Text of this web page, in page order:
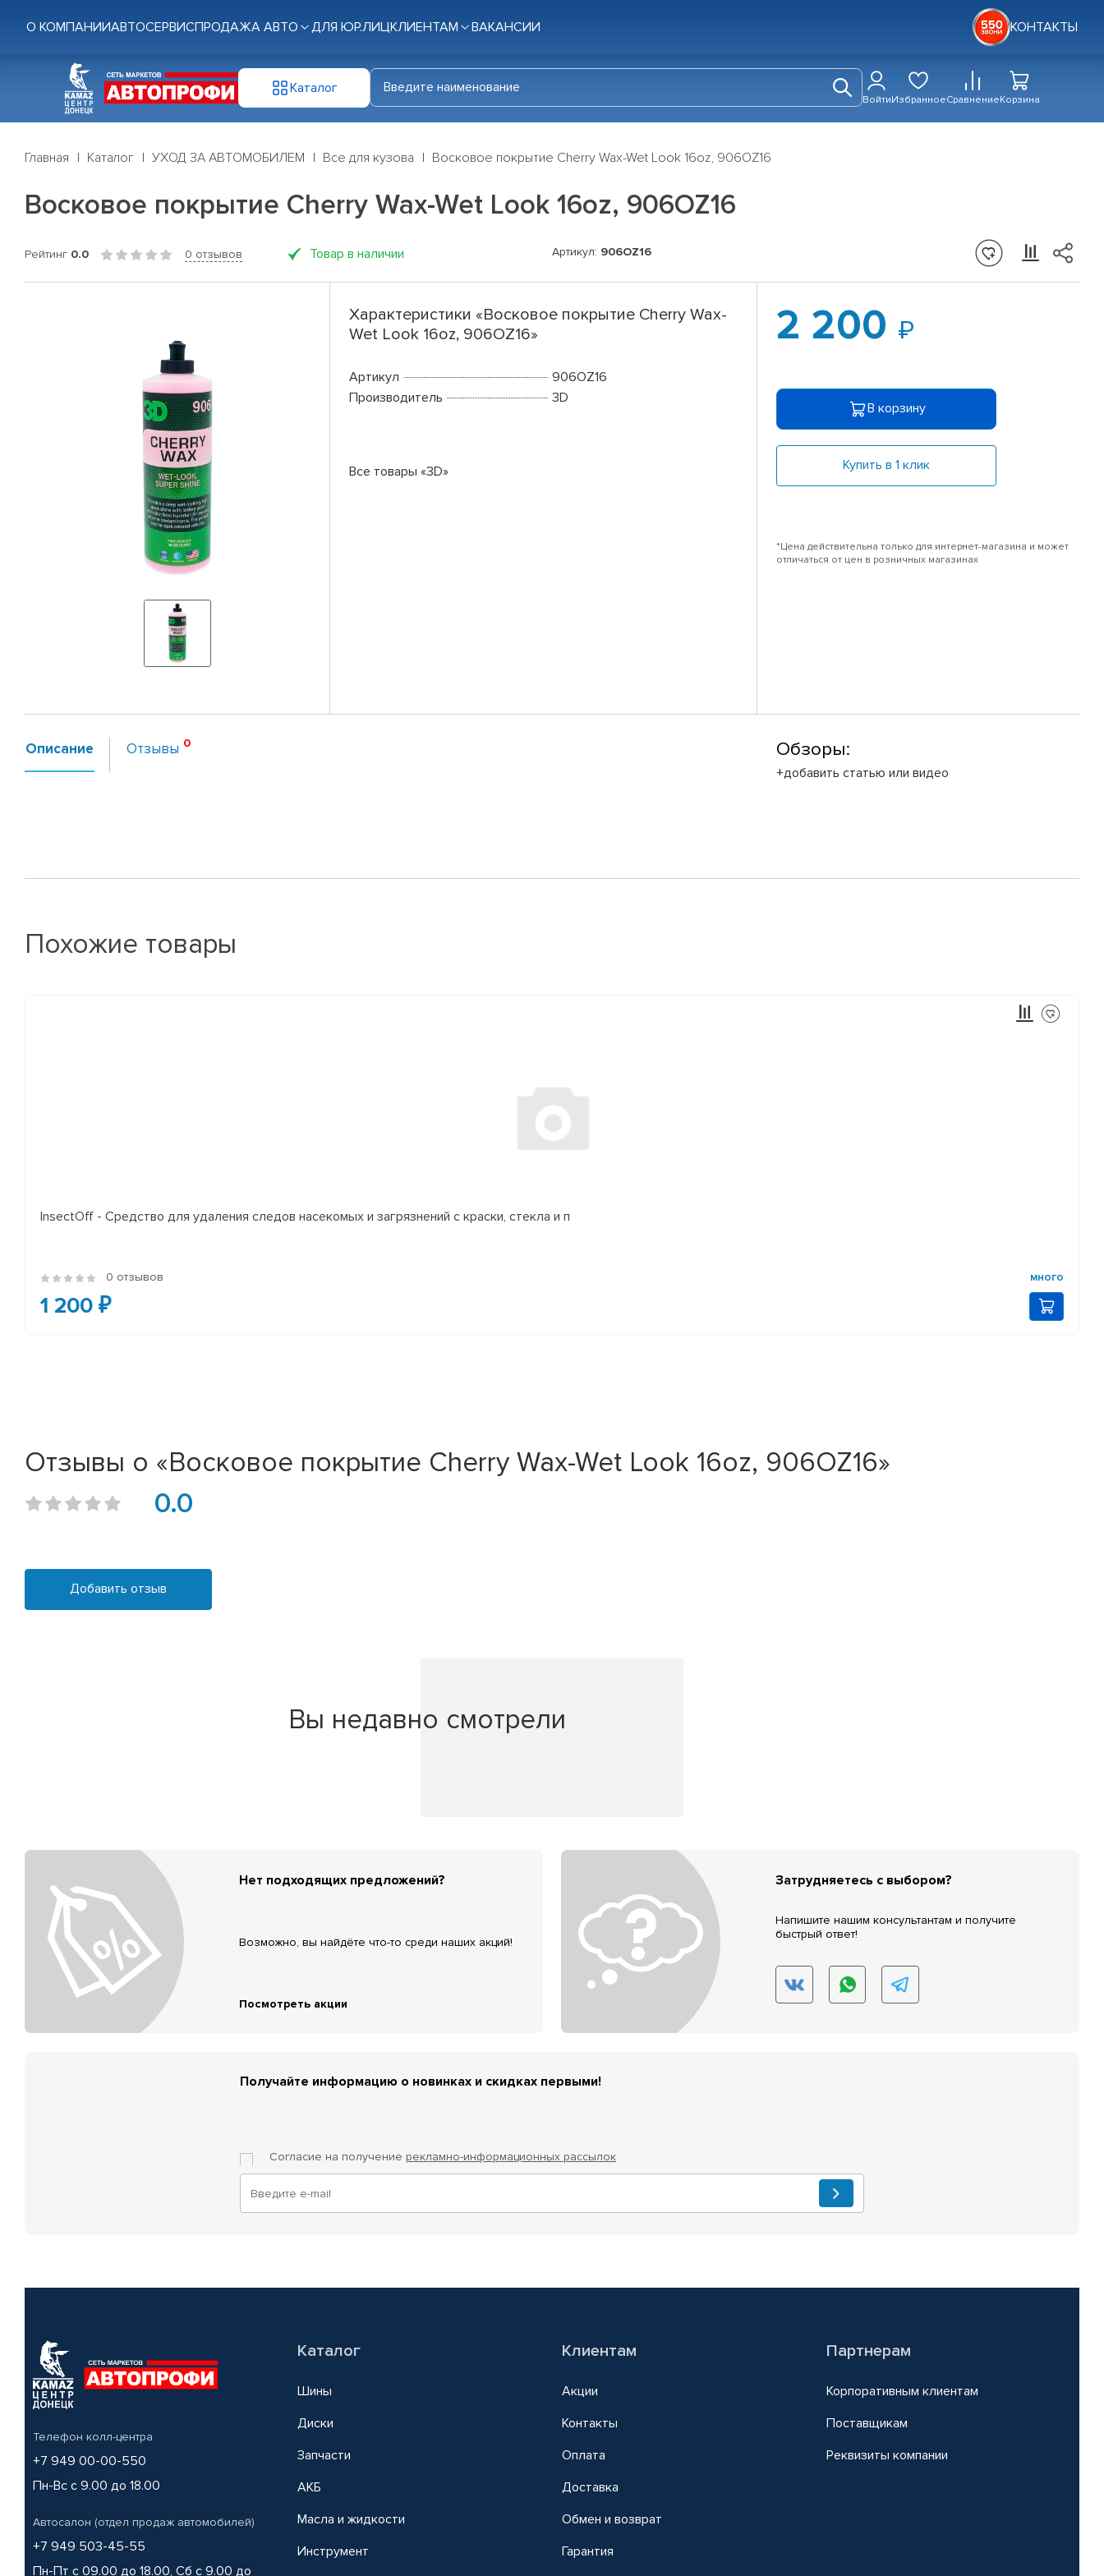
О КОМПАНИИАВТОСЕРВИСПРОДАЖА АВТО ДЛЯ ЮР.ЛИЦКЛИЕНТАМ ВАКАНСИИ КОНТАКТЫ
Каталог
ВойтиИзбранноеСравнениеКорзина
Главная Каталог УХОД ЗА АВТОМОБИЛЕМ Все для кузова Восковое покрытие Cherry Wax-Wet Look 16oz, 906OZ16
Восковое покрытие Cherry Wax-Wet Look 16oz, 906OZ16
Рейтинг 0.0 0 отзывов Товар в наличии Артикул: 906OZ16
Характеристики «Восковое покрытие Cherry Wax-
Wet Look 16oz, 906OZ16»
Артикул
906OZ16
Производитель
3D
Все товары «3D»
2 200
В корзину
Купить в 1 клик
*Цена действительна только для интернет-магазина и может
отличаться от цен в розничных магазинах
Описание Отзывы Обзоры:
+добавить статью или видео
Похожие товары
InsectOff - Средство для удаления следов насекомых и загрязнений с краски, стекла и п
0 отзывов много
1 200 ₽
Отзывы о «Восковое покрытие Cherry Wax-Wet Look 16oz, 906OZ16»
0.0
Добавить отзыв
Вы недавно смотрели
Нет подходящих предложений?
Возможно, вы найдёте что-то среди наших акций!
Посмотреть акции
Затрудняетесь с выбором?
Напишите нашим консультантам и получите
быстрый ответ!
Получайте информацию о новинках и скидках первыми!
Согласие на получение рекламно-информационных рассылок
Телефон колл-центра
+7 949 00-00-550
Пн-Вс с 9.00 до 18.00
Автосалон (отдел продаж автомобилей)
+7 949 503-45-55
Пн-Пт с 09.00 до 18.00, Сб с 9.00 до
Каталог
Шины
Диски
Запчасти
АКБ
Масла и жидкости
Инструмент
Клиентам
Акции
Контакты
Оплата
Доставка
Обмен и возврат
Гарантия
Партнерам
Корпоративным клиентам
Поставщикам
Реквизиты компании